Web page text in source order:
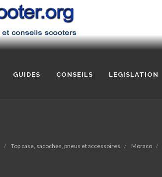
GUIDES CONSEILS LEGISLATION
Top case, sacoches, pneus et accessoires Moraco